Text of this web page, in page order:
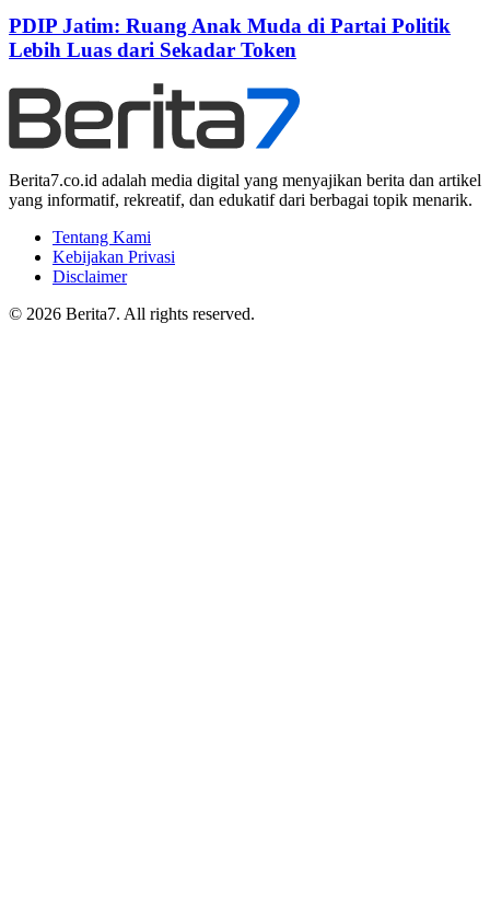
PDIP Jatim: Ruang Anak Muda di Partai Politik
Lebih Luas dari Sekadar Token
Berita7.co.id adalah media digital yang menyajikan berita dan artikel
yang informatif, rekreatif, dan edukatif dari berbagai topik menarik.
Tentang Kami
Kebijakan Privasi
Disclaimer
© 2026 Berita7. All rights reserved.